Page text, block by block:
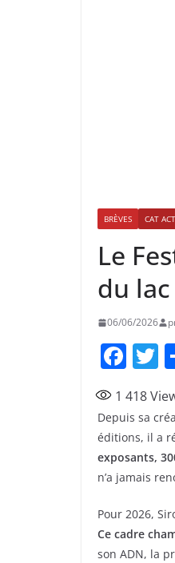
BRÈVES CAT
Le
du
06/06/2026
F
c
e
b
o
o
k
T
w
1 418
Depuis sa
éditions, il a
exposants,
n’a jamais
Pour 2026,
Ce cadre
son ADN, la